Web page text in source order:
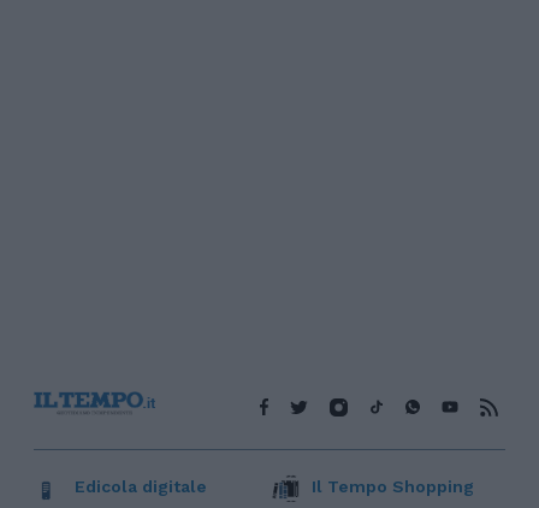
Edicola digitale Il Tempo Shopping